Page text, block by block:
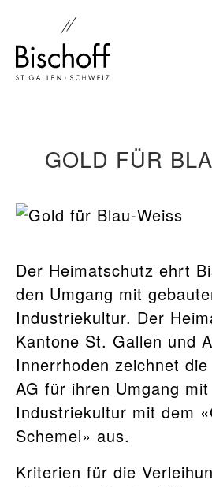
GOLD FÜR
Der Heimatschutz ehrt
den Umgang mit
Industriekultur. Der
Kantone St. Gallen und
Innerrhoden zeichnet
AG für ihren Umgang
Industriekultur mit dem
Schemel» aus.
Kriterien für die